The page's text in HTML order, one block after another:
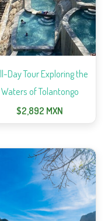
Day Tour Exploring the
Waters of Tolantongo
$2,892 MXN